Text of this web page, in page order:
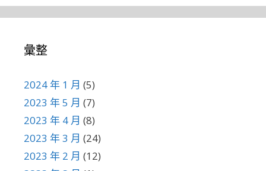
彙整
2024 年 1 月 (5)
2023 年 5 月 (7)
2023 年 4 月 (8)
2023 年 3 月 (24)
2023 年 2 月 (12)